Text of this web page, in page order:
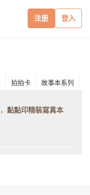
注册 登入
拍拍卡 故事本系列
點點印精裝寫真本